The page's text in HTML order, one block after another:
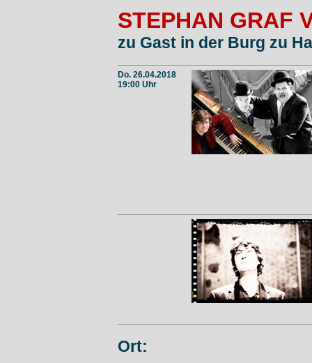
STEPHAN GRAF
zu Gast in der Burg zu
Do. 26.04.2018
19:00 Uhr
Ort: